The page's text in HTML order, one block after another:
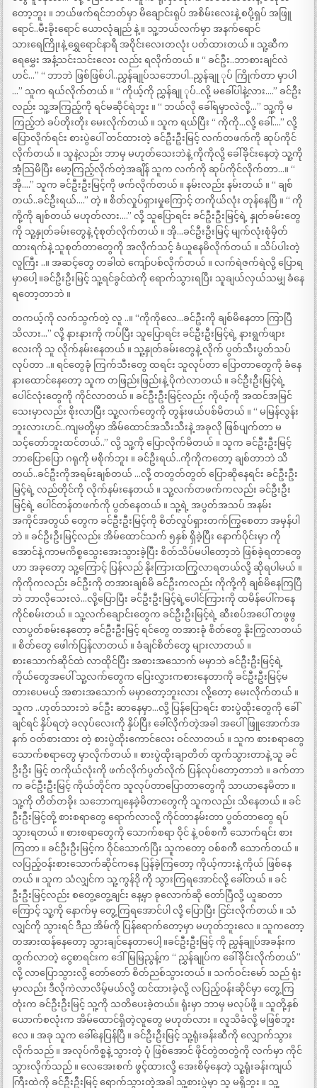
တော့ဘူး ။ ဘယ်ဖက်ရင်ဘတ်မှာ မိချောင်းရုပ် အစိမ်းလေးနဲ့ စပို့ရှပ် အဖြူ
ရောင်..မီးခိုးရောင် ယောလုံချည် နဲ့ ။ သူ့ဘယ်လက်မှာ အနက်ရောင်
သားရေကြိုးနဲ့ ရွှေရောင်နာရီ အဝိုင်းလေးတလုံး ပတ်ထားတယ် ။ သူ့ဆီက
ရေမွှေး အနံ့သင်းသင်းလေး လည်း ရလိုက်တယ် ။ “ ခင်ဦး..ဘာစားချင်လဲ
ဟင်…” “ ဘာဘဲ ဖြစ်ဖြစ်ပါ..ညွှန်ချုပ်သဘောပါ..ညွှန်ချု ုပ် ကြိုက်တာ မှာပါ
…” သူက ရယ်လိုက်တယ် ။ “ ကိုယ့်ကို ညွှန်ချု ုပ်..လို့ မခေါ်ပါနဲ့လား….” ခင်ဦး
လည်း သူ့အကြည့်ကို ရင်မဆိုင်ရဲဘူး ။ “ ဘယ်လို ခေါ်ရမှာလဲလို့…” သူ့ကို မ
ကြည့်ဘဲ ခပ်တိုးတိုး မေးလိုက်တယ် ။ သူက ရယ်ပြီး “ ကိုကို…လို့ ခေါ်….” လို့
ပြောလိုက်ရင်း စားပွဲပေါ် တင်ထားတဲ့ ခင်ဦးဦးမြင့် လက်တဖက်ကို ဆုပ်ကိုင်
လိုက်တယ် ။ သူနဲ့လည်း ဘာမှ မဟုတ်သေးဘဲနဲ့ ကိုကိုလို့ ခေါ်ခိုင်းနေတဲ့ သူ့ကို
အံံ့သြမိပြီး မော့ကြည့်လိုက်တဲ့အချိန် သူက လက်ကို ဆုပ်ကိုင်လိုက်တာ…။ “
အို….” သူက ခင်ဦးဦးမြင့်ကို ဖက်လိုက်တယ် ။ နမ်းလည်း နမ်းတယ် ။ “ ချစ်
တယ်..ခင်ဦးရယ်….” တဲ့ ။ စိတ်လှုပ်ရှားမှုကြောင့် တကိုယ်လုံး တုန်နေပြီ ။ “ ကို
ကို့ကို ချစ်တယ် မဟုတ်လား….” လို့ သူပြောရင်း ခင်ဦးဦးမြင့်ရဲ့ နှုတ်ခမ်းတွေ
ကို သူ့နှုတ်ခမ်းတွေနဲ့ ငုံစုတ်လိုက်တယ် ။ အို…ခင်ဦးဦးမြင့် မျက်လုံးစုံမှိတ်
ထားရက်နဲ့ သူစုတ်တာတွေကို အလိုက်သင့် ခံယူနေမိလိုက်တယ် ။ သိပ်ပါးတဲ့
လူကြီး ..။ အဆင့်တွေ တခါထဲ ကျော်ပစ်လိုက်တယ် ။ လက်ရဲဇက်ရဲလို့ ပြောရ
မှာပေါ့ ။ခင်ဦးဦးမြင့် သူ့ရင်ခွင်ထဲကို ရောက်သွားရပြီး သူချယ်လှယ်သမျှ ခံနေ
ရတော့တာဘဲ ။
တကယ့်ကို လက်သွက်တဲ့ လူ ..။ “ကိုကိုလေ…ခင်ဦးကို ချစ်မိနေတာ ကြာပြီ
သိလား…” လို့ နားနားကို ကပ်ပြီး သူပြောရင်း ခင်ဦးဦးမြင့်ရဲ့ နားရွက်ဖျား
လေးကို သူ လိုက်နမ်းနေတယ် ။ သူ့နှုတ်ခမ်းတွေနဲ့ လိုက် ပွတ်သီးပွတ်သပ်
လုပ်တာ ..။ ရင်တွေခုံ ကြက်သီးတွေ ထရင်း သူလုပ်တာ ပြောတာတွေကို ခံနေ
နားထောင်နေတော့ သူက တဖြည်းဖြည်းနဲ့ ပိုကဲလာတယ် ။ ခင်ဦးဦးမြင့်ရဲ့
ပေါင်လုံးတွေကို ကိုင်လာတယ် ။ ခင်ဦးဦးမြင့်လည်း ကိုယ့်ကို အထင်အမြင်
သေးမှာလည်း စိုးလာပြီး သူ့လက်တွေကို တွန်းဖယ်ပစ်မိတယ် ။ “ မမြန်လွန်း
ဘူးလားဟင်..ကျမတို့မှာ အိမ်ထောင်အသီးသီးနဲ့ အခုလို ဖြစ်ပျက်တာ မ
သင့်တော်ဘူးထင်တယ်..” လို့ သူ့ကို ပြောလိုက်မိတယ် ။ သူက ခင်ဦးဦးမြင့်
ဘာပြောပြော ဂရုကို မစိုက်ဘူး ။ ခင်ဦးရယ်..ကိုကိုကတော့ ချစ်တာဘဲ သိ
တယ်..ခင်ဦးကိုအရမ်းချစ်တယ် …လို့ တတွတ်တွတ် ပြောဆိုနေရင်း ခင်ဦးဦး
မြင့်ရဲ့ လည်တိုင်ကို လိုက်နမ်းနေတယ် ။ သူ့လက်တဖက်ကလည်း ခင်ဦးဦး
မြင့်ရဲ့ ပေါင်တန်တဖက်ကို ပွတ်နေတယ် ။ သူ့ရဲ့ အပွတ်အသပ် အနမ်း
အကိုင်အတွယ် တွေက ခင်ဦးဦးမြင့်ကို စိတ်လှုပ်ရှားတက်ကြွစေတာ အမှန်ပါ
ဘဲ ။ ခင်ဦးဦးမြင့်လည်း အိမ်ထောင်သက် ၅နှစ် ရှိခဲ့ပြီး နောက်ပိုင်းမှာ ကို
အောင်နဲ့ ကာမကိစ္စသွေးအေးသွားခဲ့ပြီး စိတ်သိပ်မပါတော့ဘဲ ဖြစ်ခဲ့ရတာတွေ
ဟာ အခုတော့ သူ့ကြောင့် ပြန်လည် နိုးကြားထကြွလာရတယ်လို့ ဆိုရပါမယ် ။
ကိုကိုကလည်း ခင်ဦးကို တအားချစ်မိ ခင်ဦးကလည်း ကိုကို့ကို ချစ်မိနေကြပြီ
ဘဲ ဘာလိုသေးလဲ…လို့ပြောပြီး ခင်ဦးဦးမြင့်ရဲ့ပေါင်ကြားကို ထမိန်ပေါ်ကနေ
ကိုင်စမ်းတယ် ။ သူ့လက်ချောင်းတွေက ခင်ဦးဦးမြင့်ရဲ့ ဆီးစပ်အပေါ် တဖွဖွ
လာပွတ်စမ်းနေတော့ ခင်ဦးဦးမြင့် ရင်တွေ တအားခုံ စိတ်တွေ နိုးကြွလာတယ်
။ စိတ်တွေ ဖေါက်ပြန်လာတယ် ။ ခံချင်စိတ်တွေ များလာတယ် ။
စားသောက်ဆိုင်ထဲ လာထိုင်ပြီး အစားအသောက် မမှာဘဲ ခင်ဦးဦးမြင့်ရဲ့
ကိုယ်တွေအပေါ် သူ့လက်တွေက ပြေးလွှားကစားနေတာကို ခင်ဦးဦးမြင့်မ
တားပေမယ့် အစားအသောက် မမှာတော့ဘူးလား လို့တော့ မေးလိုက်တယ် ။
သူက ..ဟုတ်သားဘဲ ခင်ဦး ဆာနေမှာ…လို့ ပြန်ပြောရင်း စားပွဲထိုးတွေကို ခေါ်
ချင်ရင် နှိပ်ရတဲ့ ခလုပ်လေးကို နှိပ်ပြီး ခေါ်လိုက်တဲ့အခါ အပေါ်ဖြူအောက်အ
နက် ဝတ်စားထား တဲ့ စားပွဲထိုးကောင်လေး ဝင်လာတယ် ။ သူက စားစရာတွေ
သောက်စရာတွေ မှာလိုက်တယ် ။ စားပွဲထိုးချာတိတ် ထွက်သွားတာနဲ့ သူ ခင်
ဦးဦး မြင့် တကိုယ်လုံးကို ဖက်လိုက်ပွတ်လိုက် ပြန်လုပ်တော့တာဘဲ ။ ခက်တာ
က ခင်ဦးဦးမြင့် ကိုယ်တိုင်က သူလုပ်တာပြောတာတွေကို သာယာနေမိတာ ။
သူ့ကို တိတ်တခိုး သဘောကျနေခဲ့မိတာတွေကို သူကလည်း သိနေတယ် ။ ခင်
ဦးဦးမြင့်တို့ စားစရာတွေ ရောက်လာလို့ ကိုင်တာနမ်းတာ ပွတ်တာတွေ ရပ်
သွားရတယ် ။ စားစရာတွေကို သောက်စရာ ဝိုင် နဲ့ ဝစ်စကီ သောက်ရင်း စား
ကြတာ ။ ခင်ဦးဦးမြင့်က ဝိုင်သောက်ပြီး သူကတော့ ဝစ်စကီ သောက်တယ် ။
လပြည့်ဝန်းစားသောက်ဆိုင်ကနေ ပြန်ခဲ့ကြတော့ ကိုယ့်ကားနဲ့ ကိုယ် ဖြစ်နေ
တယ် ။ သူက သံလျှင်က သူ့ကွန်ဒို ကို သွားကြရအောင်လို့ ခေါ်တယ် ။ ခင်
ဦးဦးမြင့်လည်း စတွေ့တွေ့ချင်း နေ့မှာ ခုလောက်ဆို တော်ပြီလို့ ယူဆတာ
ကြောင့် သူ့ကို နောက်မှ တွေ့ကြရအောင်ပါ လို့ ပြောပြီး ငြင်းလိုက်တယ် ။ သံ
လျှင်ကို သွားရင် ဒီည အိမ်ကို ပြန်ရောက်တော့မှာ မဟုတ်ဘူးလေ ။ သူကတော့
တအားထန်နေတော့ သွားချင်နေတာပေါ့ ။ခင်ဦးဦးမြင့် ကို ညွှန်ချုပ်အခန်းက
ထွက်လာတဲ့ ငွေစာရင်းက ဒေါ်မြမြညွန့်က “ ညွှန်ချုပ်က ခေါ်ခိုင်းလိုက်တယ်”
လို့ လာပြောသွားလို့ တော်တော် စိတ်ညစ်သွားတယ် ။ သက်ဝင်းမော် သည် ရုံး
မှာလည်း ဒီလိုကဲလာလိမ့်မယ်လို့ ထင်ထားခဲ့လို့ လပြည့်ဝန်းဆိုင်မှာ တွေ့ကြ
တုံးက ခင်ဦးဦးမြင့် သူ့ကို သတိပေးခဲ့တယ်။ ရုံးမှာ ဘာမှ မလုပ်ဖို့ ။ သူတို့နှစ်
ယောက်စလုံးက အိမ်ထောင်ရှိတဲ့လူတွေ မဟုတ်လား ။ လူသိခံလို့ မဖြစ်ဘူး
လေ ။ အခု သူက ခေါ်နေပြန်ပြီ ။ ခင်ဦးဦးမြင့် သူ့ရုံးခန်းဆီကို လျှောက်သွား
လိုက်သည် ။ အလုပ်ကိစ္စနဲ့ သွားတဲ့ ပုံ ဖြစ်အောင် ဖိုင်တွဲတတွဲကို လက်မှာ ကိုင်
သွားလိုက်သည် ။ လေအေးစက် ဖွင့်ထားလို့ အေးစိမ့်နေတဲ့ သူ့ရုံးခန်းကျယ်
ကြီးထဲကို ခင်ဦးဦးမြင့် ရောက်သွားတဲ့အခါ သူ့စားပွဲမှာ သူ မရှိဘူး ။ သူ့